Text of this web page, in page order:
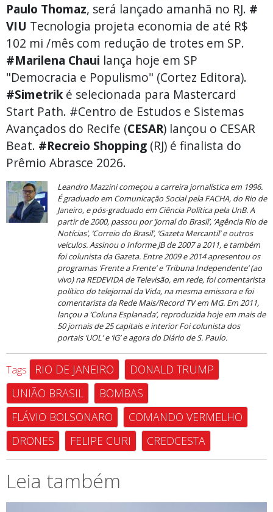
Paulo Thomaz, será lançado amanhã no RJ. #
VIU Tecnologia projeta economia de até R$
102 mi /mês com redução de trotes em SP.
#Marilena Chaui lança hoje em SP
"Democracia e Populismo" (Cortez Editora).
#Simetriké selecionada para Mastercard
Start Path. #Centro de Estudos e Sistemas
Avançados do Recife (CESAR) lançou o CESAR
Beat. #Recreio Shopping (RJ) é finalista do
Prêmio Abrasce 2026.
Leandro Mazzini começou a carreira jornalística em 1996.
É graduado em Comunicação Social pela FACHA, do Rio de
Janeiro, e pós-graduado em Ciência Política pela UnB. A
partir de 2000, passou por ‘Jornal do Brasil’, ‘Agência Rio de
Notícias’, ‘Correio do Brasil’, ‘Gazeta Mercantil’ e outros
veículos. Assinou o Informe JB de 2007 a 2011, e também
foi colunista da Gazeta. Entre 2009 e 2014 apresentou os
programas ‘Frente a Frente’ e ‘Tribuna Independente’ (ao
vivo) na REDEVIDA de Televisão, em rede, foi comentarista
político do telejornal da Vida, na mesma emissora e foi
comentarista da Rede Mais/Record TV em MG. Em 2011,
lançou a ‘Coluna Esplanada’, reproduzida hoje em mais de
50 jornais de 25 capitais e interior Foi colunista dos
portais ‘UOL’ e ‘iG’ e agora do Diário de S. Paulo.
Tags RIO DE JANEIRO
DONALD TRUMP
UNIÃO BRASIL
BOMBAS
FLÁVIO BOLSONARO
COMANDO VERMELHO
DRONES
FELIPE CURI CREDCESTA
Leia também